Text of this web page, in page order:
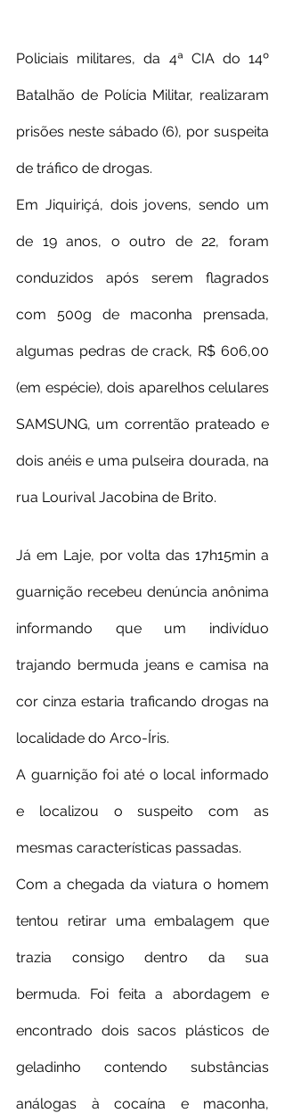
Policiais militares, da 4ª CIA do 14º
Batalhão de Polícia Militar, realizaram
prisões neste sábado (6), por suspeita
de tráfico de drogas.
Em Jiquiriçá, dois jovens, sendo um
de 19 anos, o outro de 22, foram
conduzidos após serem flagrados
com 500g de maconha prensada,
algumas pedras de crack, R$ 606,00
(em espécie), dois aparelhos celulares
SAMSUNG, um correntão prateado e
dois anéis e uma pulseira dourada, na
rua Lourival Jacobina de Brito.
Já em Laje, por volta das 17h15min a
guarnição recebeu denúncia anônima
informando que um indivíduo
trajando bermuda jeans e camisa na
cor cinza estaria traficando drogas na
localidade do Arco-Íris.
A guarnição foi até o local informado
e localizou o suspeito com as
mesmas características passadas.
Com a chegada da viatura o homem
tentou retirar uma embalagem que
trazia consigo dentro da sua
bermuda. Foi feita a abordagem e
encontrado dois sacos plásticos de
geladinho contendo substâncias
análogas à cocaína e maconha,